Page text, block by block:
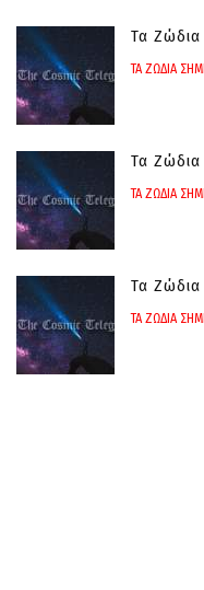
Τα
ΤΑ ΖΩΔΙΑ
Τα
ΤΑ ΖΩΔΙΑ
Τα
ΤΑ ΖΩΔΙΑ